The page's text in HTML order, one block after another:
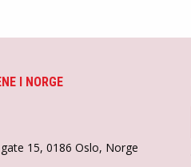
I NORGE
15, 0186 Oslo, Norge